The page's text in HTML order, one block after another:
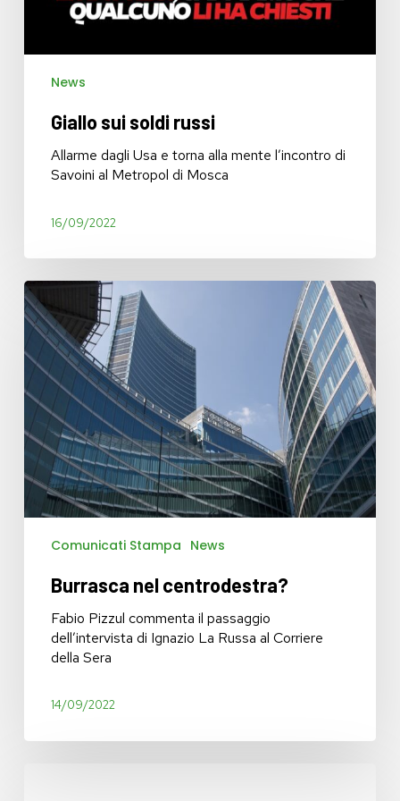
News
Giallo sui soldi russi
Allarme dagli Usa e torna alla mente l’incontro di
Savoini al Metropol di Mosca
16/09/2022
Burrasca
nel
centrodestra?
Comunicati Stampa News
Burrasca nel centrodestra?
Fabio Pizzul commenta il passaggio
dell’intervista di Ignazio La Russa al Corriere
della Sera
14/09/2022